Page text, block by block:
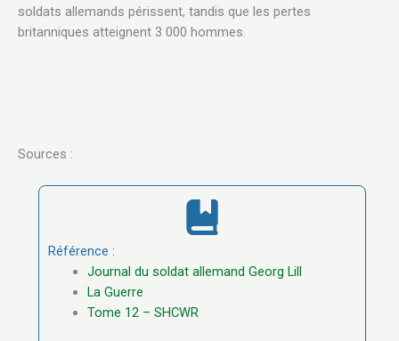
soldats allemands périssent, tandis que les pertes
britanniques atteignent 3 000 hommes.
Sources :
Référence :
Journal du soldat allemand Georg Lill
La Guerre
Tome 12 – SHCWR